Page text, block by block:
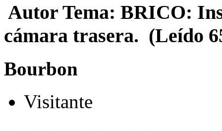
Autor Tema: BRICO:
cámara trasera. (Leído
Bourbon
Visitante